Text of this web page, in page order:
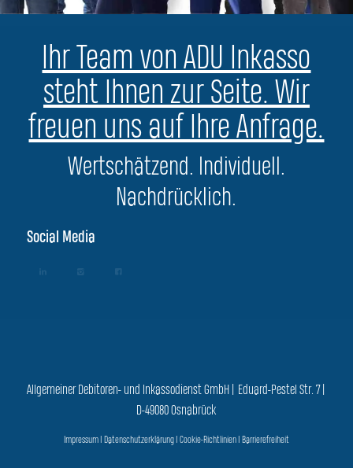
Ihr Team von ADU Inkasso
steht Ihnen zur Seite. Wir
freuen uns auf Ihre Anfrage.
Wertschätzend. Individuell.
Nachdrücklich.
Social Media
Allgemeiner Debitoren- und Inkassodienst GmbH | Eduard-Pestel Str. 7 |
D-49080 Osnabrück
Impressum| Datenschutzerklärung| Cookie-Richtlinien| Barrierefreiheit